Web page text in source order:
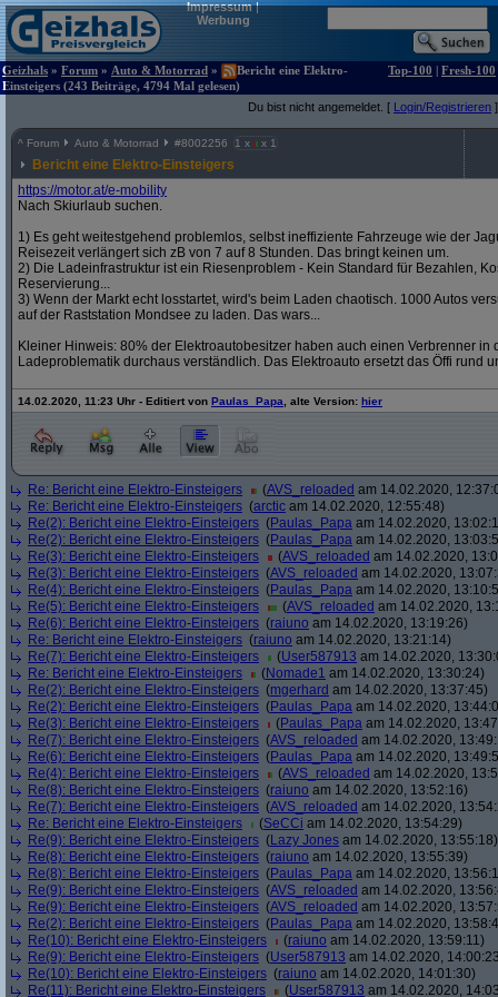
Impressum|
Werbung
Geizhals » Forum » Auto & Motorrad »
Bericht eine Elektro-
Einsteigers (243 Beiträge, 4794 Mal gelesen)
Top-100 | Fresh-100
Du bist nicht angemeldet. [ Login/Registrieren ]
^ Forum Auto & Motorrad #8002256 1 x x 1
Bericht eine Elektro-Einsteigers
https://motor.at/e-mobility
Nach Skiurlaub suchen.
1) Es geht weitestgehend problemlos, selbst ineffiziente Fahrzeuge wie der
Reisezeit verlängert sich zB von 7 auf 8 Stunden. Das bringt keinen um.
2) Die Ladeinfrastruktur ist ein Riesenproblem - Kein Standard für Bezahlen,
Reservierung...
3) Wenn der Markt echt losstartet, wird's beim Laden chaotisch. 1000 Autos
auf der Raststation Mondsee zu laden. Das wars...
Kleiner Hinweis: 80% der Elektroautobesitzer haben auch einen Verbrenner in
Ladeproblematik durchaus verständlich. Das Elektroauto ersetzt das Öffi rund
14.02.2020, 11:23 Uhr - Editiert von Paulas_Papa , alte Version: hier
Re: Bericht eine Elektro-Einsteigers (AVS_reloaded am 14.02.2020,
Re: Bericht eine Elektro-Einsteigers (arctic am 14.02.2020, 12:55:48)
Re(2): Bericht eine Elektro-Einsteigers (Paulas_Papa am 14.02.2020,
Re(2): Bericht eine Elektro-Einsteigers (Paulas_Papa am 14.02.2020,
Re(3): Bericht eine Elektro-Einsteigers
(AVS_reloaded am 14.02.2020,
Re(3): Bericht eine Elektro-Einsteigers (AVS_reloaded am 14.02.2020,
Re(4): Bericht eine Elektro-Einsteigers (Paulas_Papa am 14.02.2020,
Re(5): Bericht eine Elektro-Einsteigers
(AVS_reloaded am 14.02.2020,
Re(6): Bericht eine Elektro-Einsteigers (raiuno am 14.02.2020, 13:19:26)
Re: Bericht eine Elektro-Einsteigers (raiuno am 14.02.2020, 13:21:14)
Re(7): Bericht eine Elektro-Einsteigers
(User587913 am 14.02.2020,
Re: Bericht eine Elektro-Einsteigers
(Nomade1 am 14.02.2020, 13:30:24)
Re(2): Bericht eine Elektro-Einsteigers (mgerhard am 14.02.2020, 13:37:45)
Re(2): Bericht eine Elektro-Einsteigers (Paulas_Papa am 14.02.2020,
Re(3): Bericht eine Elektro-Einsteigers
(Paulas_Papa am 14.02.2020,
Re(7): Bericht eine Elektro-Einsteigers (AVS_reloaded am 14.02.2020,
Re(6): Bericht eine Elektro-Einsteigers (Paulas_Papa am 14.02.2020,
Re(4): Bericht eine Elektro-Einsteigers
(AVS_reloaded am 14.02.2020,
Re(8): Bericht eine Elektro-Einsteigers (raiuno am 14.02.2020, 13:52:16)
Re(7): Bericht eine Elektro-Einsteigers (AVS_reloaded am 14.02.2020,
Re: Bericht eine Elektro-Einsteigers
(SeCCi am 14.02.2020, 13:54:29)
Re(9): Bericht eine Elektro-Einsteigers (Lazy Jones am 14.02.2020, 13:55:18)
Re(8): Bericht eine Elektro-Einsteigers (raiuno am 14.02.2020, 13:55:39)
Re(8): Bericht eine Elektro-Einsteigers (Paulas_Papa am 14.02.2020,
Re(9): Bericht eine Elektro-Einsteigers (AVS_reloaded am 14.02.2020,
Re(9): Bericht eine Elektro-Einsteigers (AVS_reloaded am 14.02.2020,
Re(2): Bericht eine Elektro-Einsteigers (Paulas_Papa am 14.02.2020,
Re(10): Bericht eine Elektro-Einsteigers
(raiuno am 14.02.2020, 13:59:11)
Re(9): Bericht eine Elektro-Einsteigers (User587913 am 14.02.2020,
Re(10): Bericht eine Elektro-Einsteigers (raiuno am 14.02.2020, 14:01:30)
Re(11): Bericht eine Elektro-Einsteigers
(User587913 am 14.02.2020,